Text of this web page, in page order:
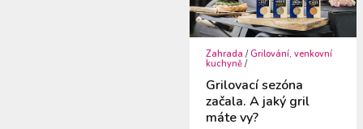
Zahrada /Grilování, venkovní
kuchyně /
Grilovací sezóna
začala. A jaký gril
máte vy?